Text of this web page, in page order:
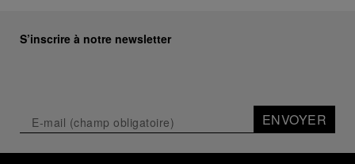
S’inscrire à notre newsletter
ENVOYER